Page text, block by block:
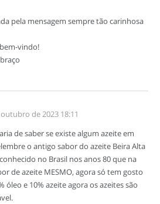
pela mensagem sempre tão carinhosa
vindo!
de 2023 18:11
de saber se existe algum azeite em
o antigo sabor do azeite Beira Alta
no Brasil nos anos 80 que na
de azeite MESMO, agora só tem gosto
óleo e 10% azeite agora os azeites são